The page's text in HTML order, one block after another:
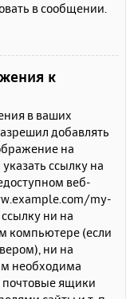
в сообщении.
к
в ваших
добавлять
на
ссылку на
веб-
my-
ни на
компьютере (если
ни на
необходима
почтовые ящики